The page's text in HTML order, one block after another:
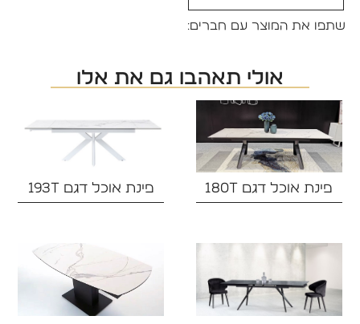
שתפו את המוצר עם חברים:
אולי תאהבו גם את אלו
פינת אוכל דגם 180T פינת אוכל דגם 193T